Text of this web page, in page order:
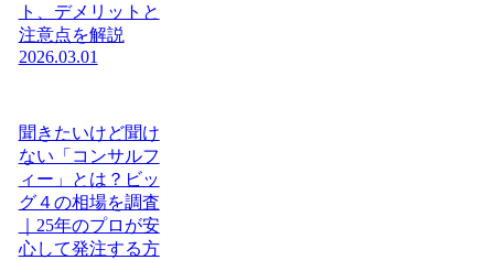
ト、デメリットと
注意点を解説
2026.03.01
聞きたいけど聞け
ない「コンサルフ
ィー」とは？ビッ
グ４の相場を調査
｜25年のプロが安
心して発注する方